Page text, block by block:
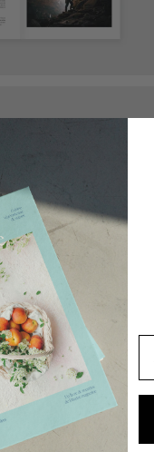
au Canada